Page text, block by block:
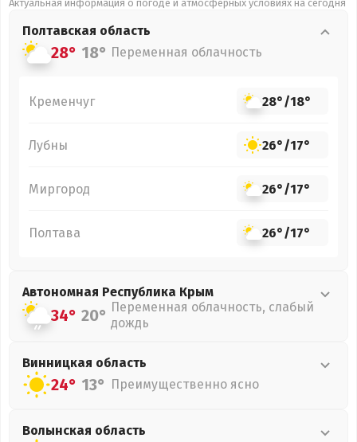
Актуальная информация о погоде и атмосферных условиях на сегодня
Полтавская область
28° 18° Переменная облачность
Кременчуг 28°/18°
Лубны 26°/17°
Миргород 26°/17°
Полтава 26°/17°
Автономная Республика Крым
34° 20° Переменная облачность, слабый
дождь
Винницкая область
24° 13° Преимущественно ясно
Волынская область